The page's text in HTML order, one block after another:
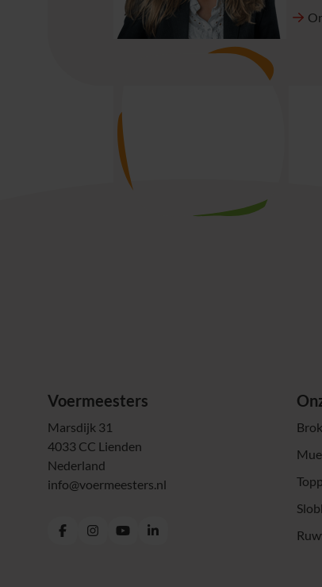
Voermeesters
Marsdijk 31
4033 CC Lienden
Nederland
info@voermeesters.nl
FacebookInstagramYouTubeLinkedIn